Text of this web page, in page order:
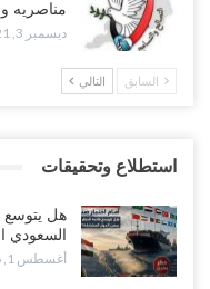
مناصريه
ديسمبر 3, 2021
السابق التالي
استطلاع وتحقيقات
هل يتوسع
السعودي
أغسطس 1, 2026